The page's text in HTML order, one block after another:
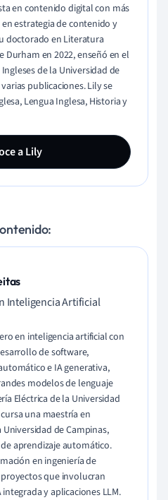
en contenido digital con más
estrategia de contenido y
doctorado en Literatura
Durham en 2022, enseñó en el
de la Universidad de
publicaciones. Lily se
Lengua Inglesa, Historia y
a Lily
Inteligencia Artificial
en inteligencia artificial con
de software,
e IA generativa,
modelos de lenguaje
Eléctrica de la Universidad
una maestría en
de Campinas,
aprendizaje automático.
en ingeniería de
que involucran
y aplicaciones LLM.